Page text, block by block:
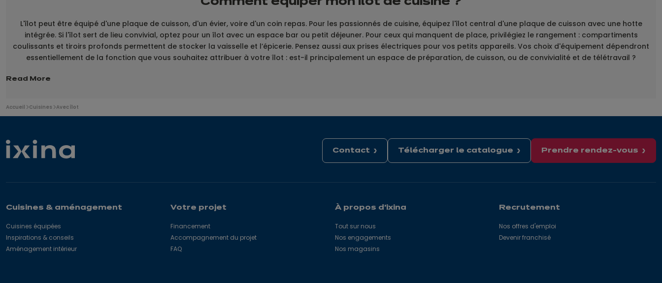
L'îlot peut être équipé d'une plaque de cuisson, d'un évier, voire d'un coin repas. Pour les passionnés de cuisine, équipez l'îlot central d'une plaque de cuisson avec une hotte
intégrée. Si l'îlot sert de lieu convivial, optez pour un îlot avec un espace bar ou petit déjeuner. Pour ceux qui manquent de place, privilégiez le rangement : compartiments
coulissants et tiroirs profonds permettent de stocker la vaisselle et l’épicerie. Pensez aussi aux prises électriques pour vos petits appareils. Vos choix d'équipement dépendront
essentiellement de la fonction que vous souhaitez attribuer à votre îlot : est-il principalement un espace de préparation, de cuisson, ou de convivialité et de télétravail ?
Read More
Vous
êtes
Accueil Cuisines Avec îlot
Contact Télécharger le catalogue Prendre rendez-vous
Cuisines & aménagement
Cuisines équipées
Inspirations & conseils
Aménagement intérieur
Votre projet
Financement
Accompagnement du projet
FAQ
À propos d'ixina
Tout sur nous
Nos engagements
Nos magasins
Recrutement
Nos offres d'emploi
Devenir franchisé